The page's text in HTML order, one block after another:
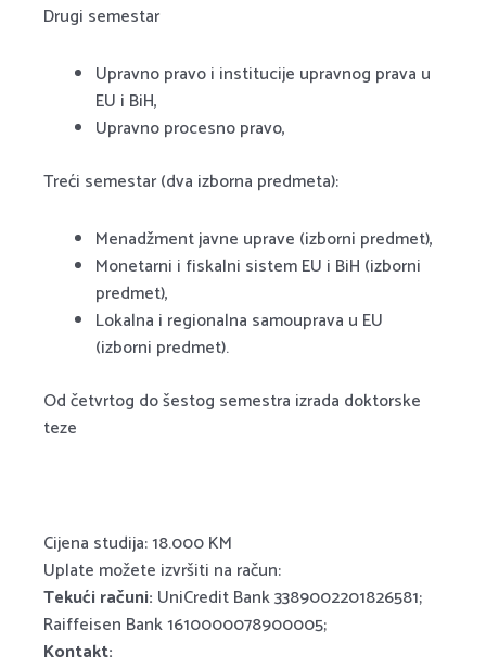
Drugi semestar
Upravno pravo i institucije upravnog prava u
EU i BiH,
Upravno procesno pravo,
Treći semestar (dva izborna predmeta):
Menadžment javne uprave (izborni predmet),
Monetarni i fiskalni sistem EU i BiH (izborni
predmet),
Lokalna i regionalna samouprava u EU
(izborni predmet).
Od četvrtog do šestog semestra izrada doktorske
teze
Cijena studija: 18.000 KM
Uplate možete izvršiti na račun:
Tekući računi: UniCredit Bank 3389002201826581;
Raiffeisen Bank 1610000078900005;
Kontakt: